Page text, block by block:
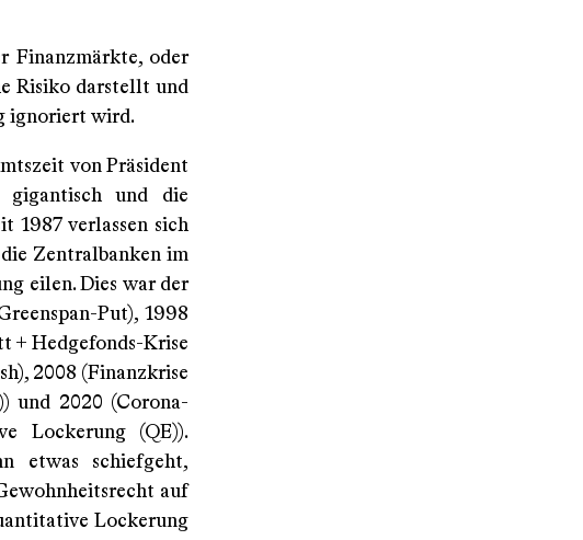
Finanzmärkte, oder
Risiko darstellt und
ignoriert wird.
von Präsident
gigantisch und die
1987 verlassen sich
die Zentralbanken im
eilen. Dies war der
Put), 1998
+ Hedgefonds-Krise
2008 (Finanzkrise
und 2020 (Corona-
Lockerung (QE)).
etwas schiefgeht,
auf
Lockerung